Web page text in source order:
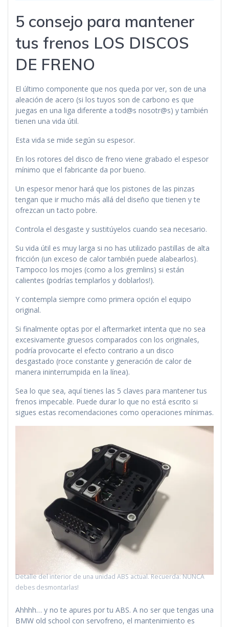
5 consejo para mantener
tus frenos LOS DISCOS
DE FRENO
El último componente que nos queda por ver, son de una
aleación de acero (si los tuyos son de carbono es que
juegas en una liga diferente a tod@s nosotr@s) y también
tienen una vida útil.
Esta vida se mide según su espesor.
En los rotores del disco de freno viene grabado el espesor
mínimo que el fabricante da por bueno.
Un espesor menor hará que los pistones de las pinzas
tengan que ir mucho más allá del diseño que tienen y te
ofrezcan un tacto pobre.
Controla el desgaste y sustitúyelos cuando sea necesario.
Su vida útil es muy larga si no has utilizado pastillas de alta
fricción (un exceso de calor también puede alabearlos).
Tampoco los mojes (como a los gremlins) si están
calientes (podrías templarlos y doblarlos!).
Y contempla siempre como primera opción el equipo
original.
Si finalmente optas por el aftermarket intenta que no sea
excesivamente gruesos comparados con los originales,
podría provocarte el efecto contrario a un disco
desgastado (roce constante y generación de calor de
manera ininterrumpida en la línea).
Sea lo que sea, aquí tienes las 5 claves para mantener tus
frenos impecable. Puede durar lo que no está escrito si
sigues estas recomendaciones como operaciones mínimas.
Detalle del interior de una unidad ABS actual. Recuerda: NUNCA
debes desmontarlas!
Ahhhh… y no te apures por tu ABS. A no ser que tengas una
BMW old school con servofreno, el mantenimiento es